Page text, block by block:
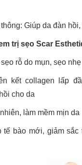
Giúp da đàn
trị sẹo Scar
rỗ do mụn, sẹo
kết collagen lấp
cho da
làm mềm mịn da
tế bào mới, giảm sắc